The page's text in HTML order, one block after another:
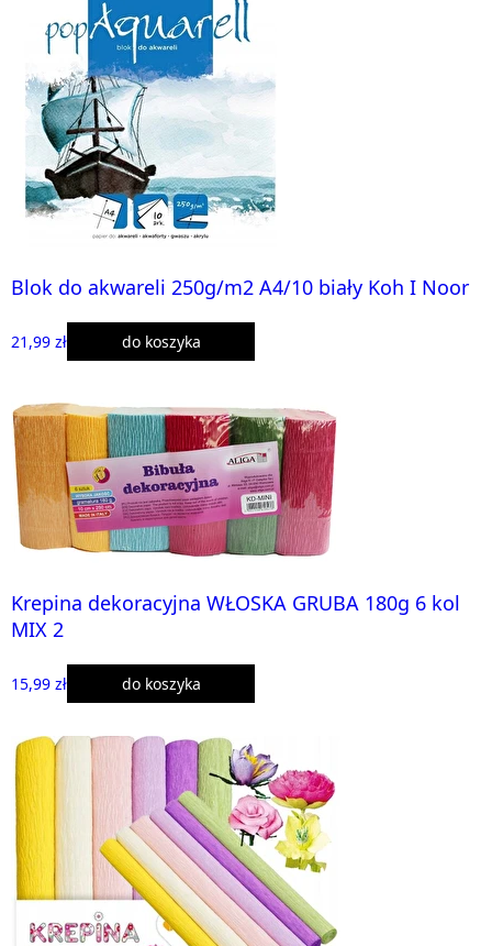
Blok do akwareli 250g/m2 A4/10 biały Koh I Noor
21,99 zł do koszyka
Krepina dekoracyjna WŁOSKA GRUBA 180g 6 kol
MIX 2
15,99 zł do koszyka